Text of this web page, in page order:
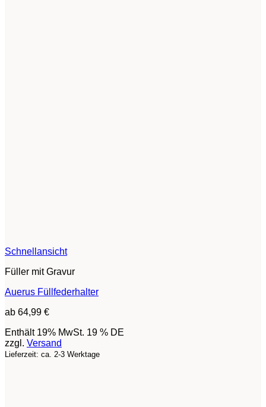
Schnellansicht
Füller mit Gravur
Auerus Füllfederhalter
ab 64,99 €
Enthält 19% MwSt. 19 % DE
zzgl. Versand
Lieferzeit: ca. 2-3 Werktage